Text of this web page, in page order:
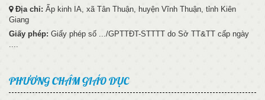
Địa chỉ: Ấp kinh IA, xã Tân Thuận, huyện Vĩnh Thuận, tỉnh Kiên
Giang
Giấy phép: Giấy phép số .../GPTTĐT-STTTT do Sở TT&TT cấp ngày
PHƯƠNG CHÂM GIÁO DỤC